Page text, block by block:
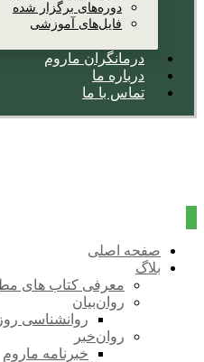
دوره‌های برگزار شده
فایل‌های آموزشی
درمانگران ماروم
درباره ما
تماس با ما
صفحه اصلی
بلاگ
معرفی کتاب های
روان‌بیان
روانشناسی روز
روان‌خبر
خبرنامه ماروم